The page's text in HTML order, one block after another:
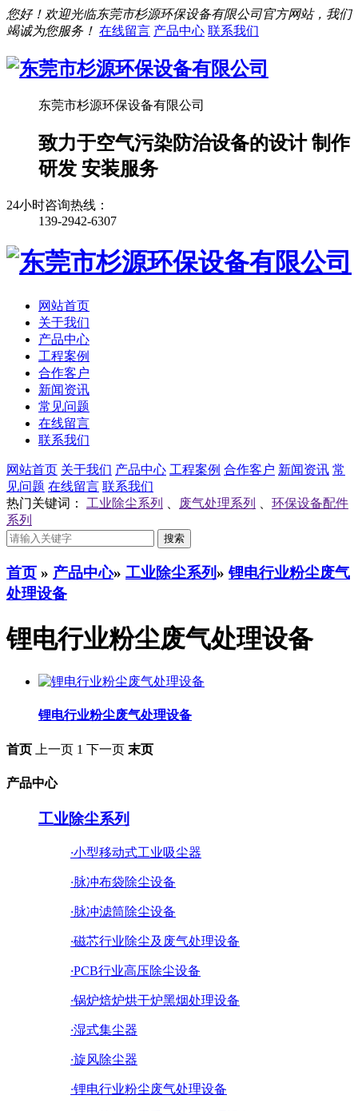
您好！欢迎光临东莞市杉源环保设备有限公司官方网站，我们
竭诚为您服务！ 在线留言 产品中心 联系我们
东莞市杉源环保设备有限公司
致力于空气污染防治设备的设计 制作
研发 安装服务
24小时咨询热线：
139-2942-6307
网站首页
关于我们
产品中心
工程案例
合作客户
新闻资讯
常见问题
在线留言
联系我们
网站首页 关于我们 产品中心 工程案例 合作客户 新闻资讯 常
见问题 在线留言 联系我们
热门关键词：
工业除尘系列 废气处理系列
环保设备配件
系列
首页 » 产品中心» 工业除尘系列 »锂电行业粉尘废气
处理设备
锂电行业粉尘废气处理设备
锂电行业粉尘废气处理设备
首页 上一页 1 下一页 末页
产品中心
工业除尘系列
·小型移动式工业吸尘器
·脉冲布袋除尘设备
·脉冲滤筒除尘设备
·磁芯行业除尘及废气处理设备
·PCB行业高压除尘设备
·锅炉焙炉烘干炉黑烟处理设备
·湿式集尘器
·旋风除尘器
·锂电行业粉尘废气处理设备